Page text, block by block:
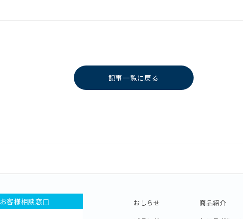
記事一覧に戻る
お客様相談窓口
おしらせ
商品紹介